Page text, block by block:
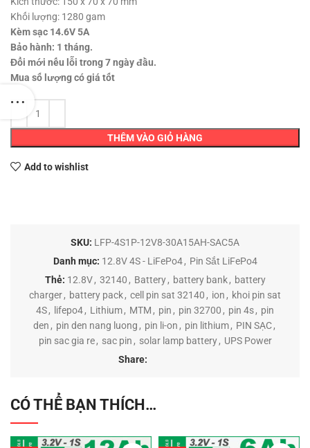
Khối lượng: 1280 gam
Kèm sạc 14.6V 5A
Bảo hành: 1 tháng.
Đổi mới nếu lỗi trong 7 ngày đầu.
Mua số lượng có giá tốt
THÊM VÀO GIỎ HÀNG
Add to wishlist
SKU: LFP-4S1P-12V8-30A15AH-SAC5A
Danh mục: 12.8V 4S - LiFePo4 , Pin Sắt LiFePo4
Thẻ: 12.8V , 32140 , Battery , battery bank , battery
charger, battery pack, cell pin sat 32140 , ion , khoi pin sat
4S, lifepo4, Lithium, MTM , pin , pin 32700 , pin 4s, pin
den , pin den nang luong , pin li-on , pin lithium, PIN SẠC,
pin sac gia re , sac pin , solar lamp battery , UPS Power
Share:
CÓ THỂ BẠN THÍCH…